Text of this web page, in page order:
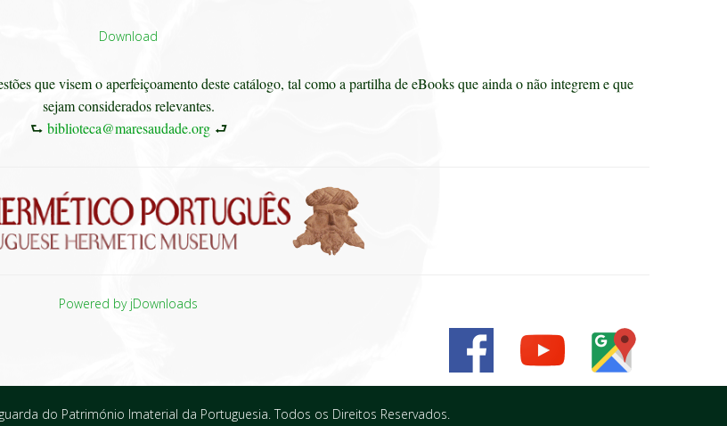
Download
que visem o aperfeiçoamento deste catálogo, tal como a partilha de eBooks que ainda o não integrem e que
sejam considerados relevantes.
⮑ biblioteca@maresaudade.org⮐
Powered by jDownloads
do Património Imaterial da Portuguesia. Todos os Direitos Reservados.